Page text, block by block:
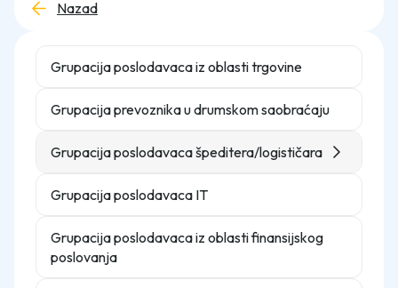
Grupacija poslodavaca iz oblasti trgovine
Grupacija prevoznika u drumskom saobraćaju
Grupacija poslodavaca špeditera/logističara
Grupacija poslodavaca IT
Grupacija poslodavaca iz oblasti finansijskog
poslovanja
Nazad